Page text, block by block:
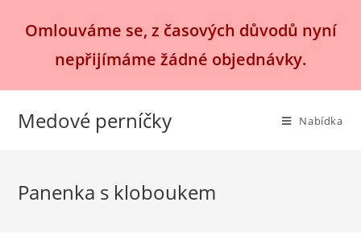
Omlouváme se, z časových důvodů nyní
nepřijímáme žádné objednávky.
Medové perníčky Nabídka
Panenka s kloboukem